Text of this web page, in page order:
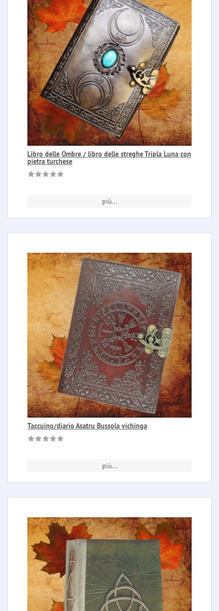
Libro delle Ombre / libro delle streghe Tripla Luna con
pietra turchese
più...
Taccuino/diario Asatru Bussola vichinga
più...